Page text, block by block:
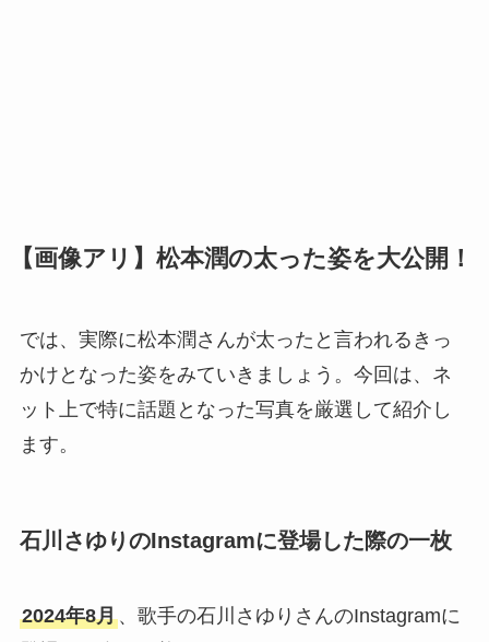
【画像アリ】松本潤の太った姿を大公開！
では、実際に松本潤さんが太ったと言われるきっ
かけとなった姿をみていきましょう。今回は、ネ
ット上で特に話題となった写真を厳選して紹介し
ます。
石川さゆりのInstagramに登場した際の一枚
2024年8月、歌手の石川さゆりさんのInstagramに